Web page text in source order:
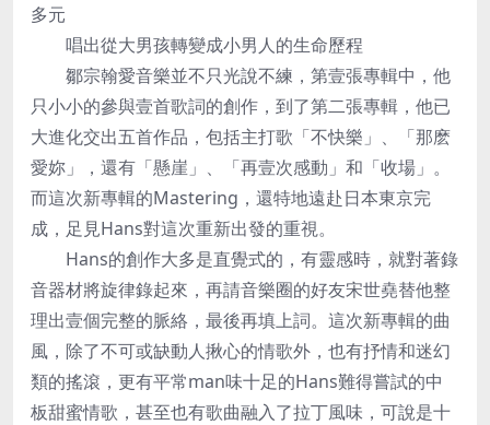
多元
唱出從大男孩轉變成小男人的生命歷程
鄒宗翰愛音樂並不只光說不練，第壹張專輯中，他
只小小的參與壹首歌詞的創作，到了第二張專輯，他已
大進化交出五首作品，包括主打歌「不快樂」、「那麽
愛妳」，還有「懸崖」、「再壹次感動」和「收場」。
而這次新專輯的Mastering，還特地遠赴日本東京完
成，足見Hans對這次重新出發的重視。
Hans的創作大多是直覺式的，有靈感時，就對著錄
音器材將旋律錄起來，再請音樂圈的好友宋世堯替他整
理出壹個完整的脈絡，最後再填上詞。這次新專輯的曲
風，除了不可或缺動人揪心的情歌外，也有抒情和迷幻
類的搖滾，更有平常man味十足的Hans難得嘗試的中
板甜蜜情歌，甚至也有歌曲融入了拉丁風味，可說是十